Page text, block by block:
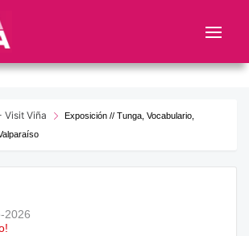
Viña
Exposición // Tunga, Vocabulario,
2026